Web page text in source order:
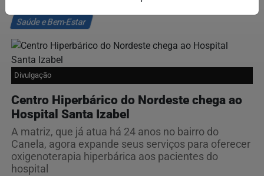
Saúde e Bem-Estar
Divulgação
Centro Hiperbárico do Nordeste chega ao
Hospital Santa Izabel
A matriz, que já atua há 24 anos no bairro do
Canela, agora expande seus serviços para oferecer
oxigenoterapia hiperbárica aos pacientes do
hospital